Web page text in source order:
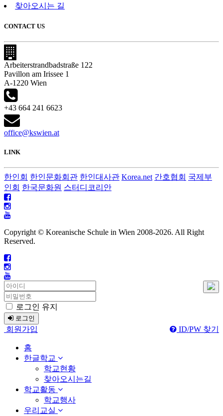
찾아오시는 길
CONTACT US
Arbeiterstrandbadstraße 122
Pavillon am Irissee 1
A-1220 Wien
+43 664 241 6623
office@kswien.at
LINK
한인회 한인문화회관 한인대사관 Korea.net 간호협회 국제부
인회 한국문화원 스터디코리안
Copyright © Koreanische Schule in Wien 2008-2026. All Right
Reserved.
로그인 유지
로그인
회원가입 ID/PW 찾기
홈
한글학교
학교현황
찾아오시는길
학교활동
학교행사
우리교실